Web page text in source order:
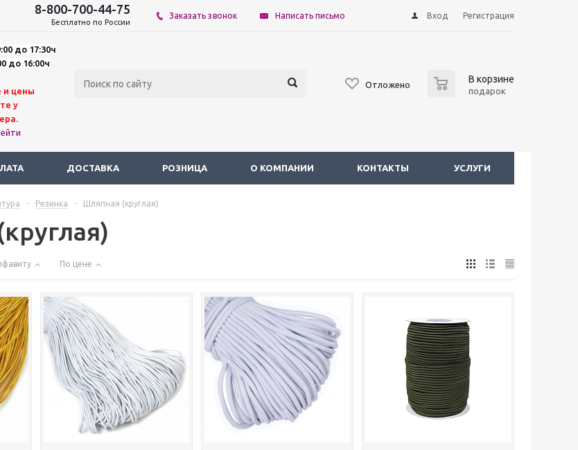
8-800-700-44-75
Бесплатно по России
Заказать звонок Написать письмо Вход Регистрация
до 17:30ч
до 16:00ч
и цены
у
Отложено В корзине
подарок
ДОСТАВКА РОЗНИЦА О КОМПАНИИ КОНТАКТЫ УСЛУГИ
- Резинка - Шляпная (круглая)
По цене